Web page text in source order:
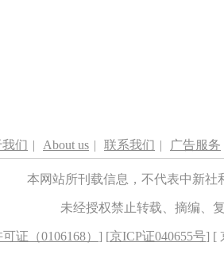
们 | About us | 联系我们 | 广告服务
本网站所刊载信息，不代表中新
未经授权禁止转载、摘编、
证（0106168） ] [京ICP证040655号] [